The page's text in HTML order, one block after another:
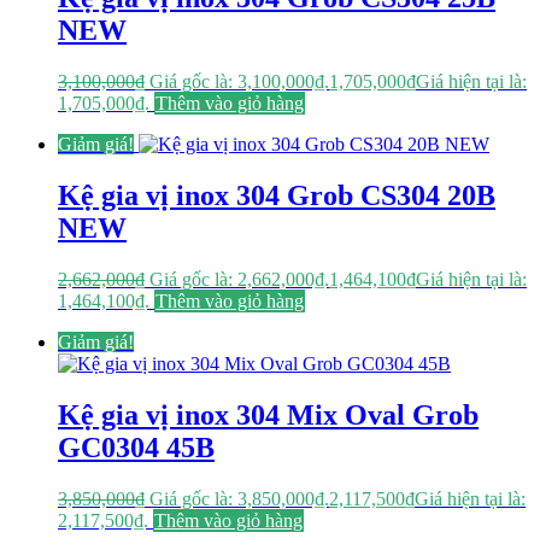
NEW
3,100,000₫ Giá gốc là: 3,100,000₫.1,705,000₫Giá hiện tại là:
1,705,000₫. Thêm vào giỏ hàng
Giảm giá!
Kệ gia vị inox 304 Grob CS304 20B
NEW
2,662,000₫ Giá gốc là: 2,662,000₫.1,464,100₫Giá hiện tại là:
1,464,100₫. Thêm vào giỏ hàng
Giảm giá!
Kệ gia vị inox 304 Mix Oval Grob
GC0304 45B
3,850,000₫ Giá gốc là: 3,850,000₫.2,117,500₫Giá hiện tại là:
2,117,500₫. Thêm vào giỏ hàng